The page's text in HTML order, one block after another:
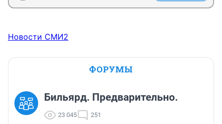
Новости СМИ2
ФОРУМЫ
Бильярд. Предварительно.
23 045 251